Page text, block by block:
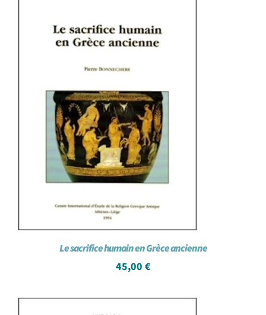
Le sacrifice humain en Grèce ancienne
45,00 €